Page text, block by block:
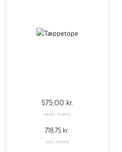
575,00 kr.
ekskl. moms
718,75 kr.
inkl. moms